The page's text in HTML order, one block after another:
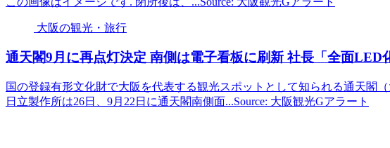
大阪の観光・旅行
通天閣9月に再点灯決定 南側は電子看板に刷新 社長「全面
国の登録有形文化財で大阪を代表する観光スポットとして知られる通天閣
日立製作所は26日、9月22日に通天閣南側面...Source: 大阪観光Gアラート